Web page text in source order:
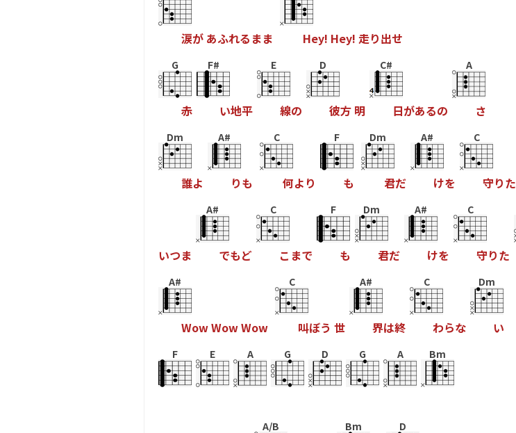
涙が あふれる まま Hey! Hey! 走り出せ
G
赤
F#
い地平
E
線の
D
彼方 明
C#
日があるの
A
さ
Dm
誰よ
A#
りも
C
何よ り
F
も
Dm
君だ
A#
けを
C
守りた
いつま
A#
でもど
C
こ まで
F
も
Dm
君だ
A#
けを
C
守りた
A#
WowWowWow
C
叫ぼう 世
A#
界は終
C
わらな
Dm
い
F E A G D G A Bm
A/B Bm D